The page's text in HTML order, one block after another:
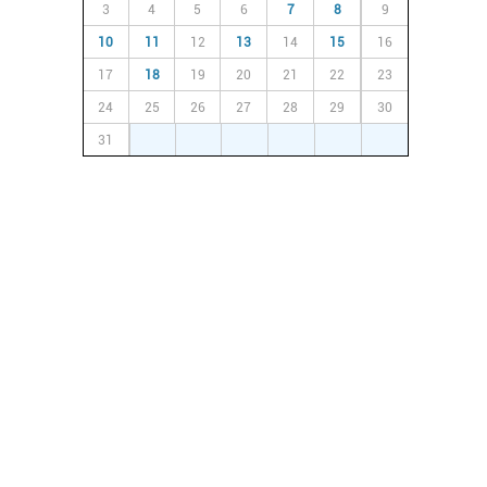
3 4 5 6 7 8 9
10 11 12 13 14 15 16
17 18 19 20 21 22 23
24 25 26 27 28 29 30
31